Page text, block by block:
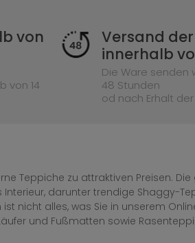
von
von 14
Versand
innerhalb
Die Ware senden
48 Stunden
od nach Erhalt
Teppiche zu attraktiven Preisen.
darunter trendige Shaggy-
nicht alles, was Sie in unserem
und Fußmatten sowie